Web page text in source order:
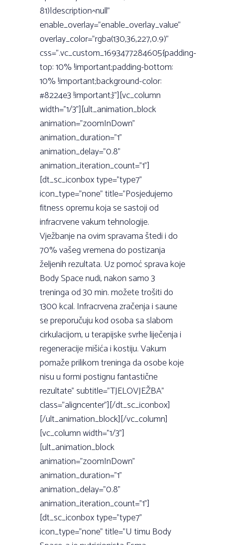
81)|description^null”
enable_overlay=”enable_overlay_value”
overlay_color=”rgba(130,36,227,0.9)”
css=”.vc_custom_1693477284605{padding-
top: 10% !important;padding-bottom:
10% !important;background-color:
#8224e3 !important;}”][vc_column
width=”1/3”][ult_animation_block
animation=”zoomInDown”
animation_duration=”1”
animation_delay=”0.8”
animation_iteration_count=”1”]
[dt_sc_iconbox type=”type7”
icon_type=”none” title=”Posjedujemo
fitness opremu koja se sastoji od
infracrvene vakum tehnologije.
Vježbanje na ovim spravama štedi i do
70% vašeg vremena do postizanja
željenih rezultata. Uz pomoć sprava koje
Body Space nudi, nakon samo 3
treninga od 30 min. možete trošiti do
1300 kcal. Infracrvena zračenja i saune
se preporučuju kod osoba sa slabom
cirkulacijom, u terapijske svrhe liječenja i
regeneracije mišića i kostiju. Vakum
pomaže prilikom treninga da osobe koje
nisu u formi postignu fantastične
rezultate” subtitle=”TJELOVJEŽBA”
class=”aligncenter”][/dt_sc_iconbox]
[/ult_animation_block][/vc_column]
[vc_column width=”1/3”]
[ult_animation_block
animation=”zoomInDown”
animation_duration=”1”
animation_delay=”0.8”
animation_iteration_count=”1”]
[dt_sc_iconbox type=”type7”
icon_type=”none” title=”U timu Body